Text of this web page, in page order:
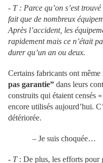
- T : Parce qu’on s’est
fait que de nombreux
Après l’accident, les
rapidement mais ce n’était
durer qu’un an ou deux.
Certains fabricants ont même
pas garantie” dans leurs
construits qui étaient censés
encore utilisés aujourd’hui.
détériorée.
– Je suis choquée…
- T : De plus, les efforts pour